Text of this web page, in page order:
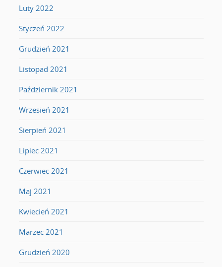
Luty 2022
Styczeń 2022
Grudzień 2021
Listopad 2021
Październik 2021
Wrzesień 2021
Sierpień 2021
Lipiec 2021
Czerwiec 2021
Maj 2021
Kwiecień 2021
Marzec 2021
Grudzień 2020